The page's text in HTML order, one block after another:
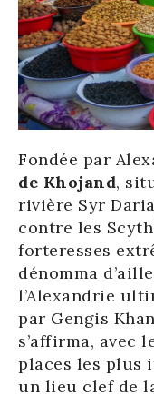
Fondée par
de Khojand,
rivière Syr
contre les
forteresses
dénomma
l’Alexandrie
par Gengis
s’affirma, avec
places les plus
un lieu clef de